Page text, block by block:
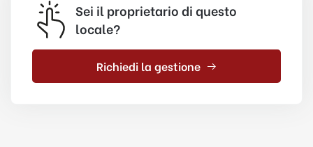
Sei il proprietario di questo
locale?
Richiedi la gestione